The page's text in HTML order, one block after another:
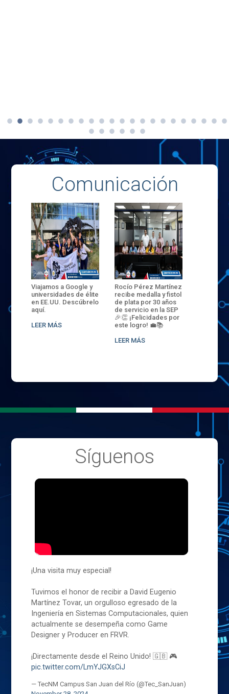
Comunicación
Viajamos a Google y
universidades de élite
en EE.UU. Descúbrelo
aquí.
LEER MÁS
Rocío Pérez Martínez
recibe medalla y fistol
de plata por 30 años
de servicio en la SEP
🎉👏 ¡Felicidades por
este logro! 💼📚
LEER MÁS
ENECB-
del
batalla.
32
sede
Síguenos
¡Una visita muy especial!
Tuvimos el honor de recibir a David Eugenio
Martínez Tovar, un orgulloso egresado de la
Ingeniería en Sistemas Computacionales, quien
actualmente se desempeña como Game
Designer y Producer en FRVR.
¡Directamente desde el Reino Unido! 🇬🇧 🎮
pic.twitter.com/LmYJGXsCiJ
— TecNM Campus San Juan del Río (@Tec_SanJuan)